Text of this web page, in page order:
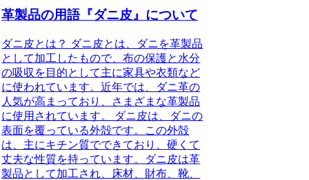
革製品の用語『ダニ皮』について
ダニ皮とは？ ダニ皮とは、ダニを革製品
として加工したもので、布の保護と水分
の吸収を目的として主に家具や衣類など
に使われています。近年では、ダニ革の
人気が高まっており、さまざまな革製品
に使用されています。 ダニ皮は、ダニの
表面を覆っている外殻です。この外殻
は、主にキチン質でできており、硬くて
丈夫な性質を持っています。ダニ皮は革
製品として加工され、床材、財布、靴、